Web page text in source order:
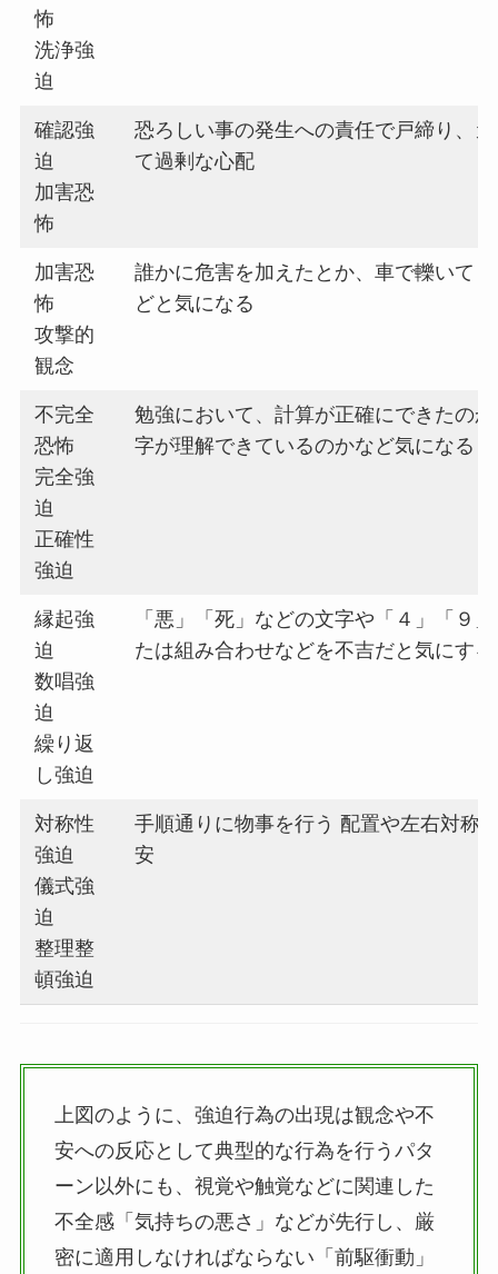
怖
洗浄強
迫
確認強
迫
加害恐
怖
恐ろしい事の発生への責任で戸締り、
て過剰な心配
加害恐
怖
攻撃的
観念
誰かに危害を加えたとか、車で轢いて
どと気になる
不完全
恐怖
完全強
迫
正確性
強迫
勉強において、計算が正確にできたの
字が理解できているのかなど気になる
縁起強
迫
数唱強
迫
繰り返
し強迫
「悪」「死」などの文字や「４」「９
たは組み合わせなどを不吉だと気にする
対称性
強迫
儀式強
迫
整理整
頓強迫
手順通りに物事を行う 配置や左右対称
安
上図のように、強迫行為の出現は観念や不
安への反応として典型的な行為を行うパタ
ーン以外にも、視覚や触覚などに関連した
不全感「気持ちの悪さ」などが先行し、厳
密に適用しなければならない「前駆衝動」